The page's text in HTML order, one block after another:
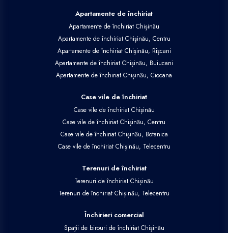
Apartamente de închiriat
Apartamente de închiriat Chișinău
Apartamente de închiriat Chișinău, Centru
Apartamente de închiriat Chișinău, Rîșcani
Apartamente de închiriat Chișinău, Buiucani
Apartamente de închiriat Chișinău, Ciocana
Case vile de închiriat
Case vile de închiriat Chișinău
Case vile de închiriat Chișinău, Centru
Case vile de închiriat Chișinău, Botanica
Case vile de închiriat Chișinău, Telecentru
Terenuri de închiriat
Terenuri de închiriat Chișinău
Terenuri de închiriat Chișinău, Telecentru
Închirieri comercial
Spații de birouri de închiriat Chișinău